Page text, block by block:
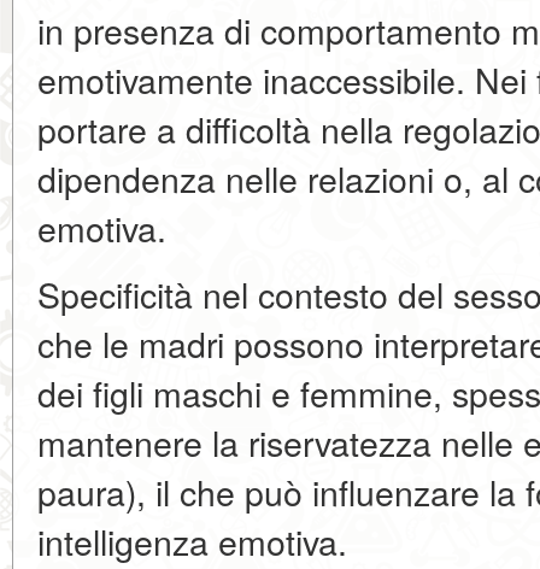
in presenza di comportamento
emotivamente inaccessibile.
portare a difficoltà nella
dipendenza nelle relazioni o, al
emotiva.
Specificità nel contesto del
che le madri possono
dei figli maschi e femmine,
mantenere la riservatezza nelle
paura), il che può influenzare la
intelligenza emotiva.